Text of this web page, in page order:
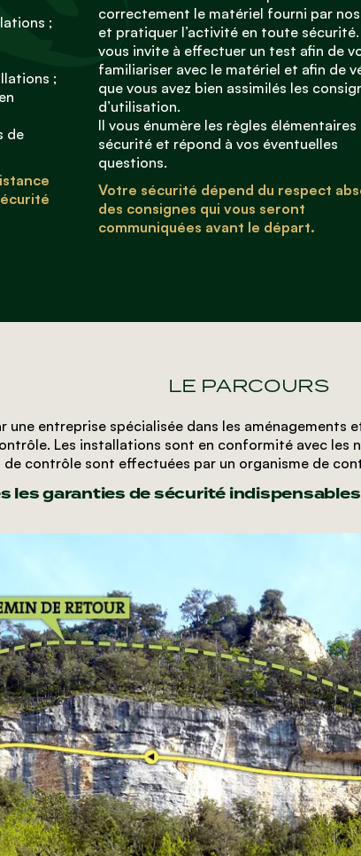
;
;
de
correctement le matériel fourni par
et pratiquer l’activité en toute sécurité.
vous invite à effectuer un test afin de
familiariser avec le matériel et afin de
que vous avez bien assimilés les
d’utilisation.
Il vous énumère les règles élémentaires
sécurité et répond à vos éventuelles
questions.
Votre sécurité dépend du respect
des consignes qui vous seront
communiquées avant le départ.
LE PARCOURS
une entreprise spécialisée dans les aménagements
Les installations sont en conformité avec
de contrôle sont effectuées par un organisme de
les garanties de sécurité